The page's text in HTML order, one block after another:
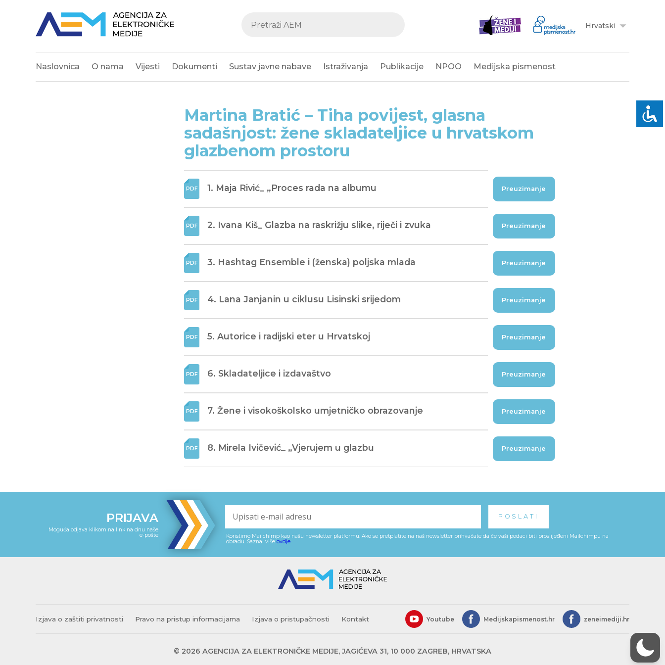
Hrvatski
Naslovnica O nama Vijesti Dokumenti Sustav javne nabave Istraživanja Publikacije NPOO Medijska pismenost
Martina Bratić – Tiha povijest, glasna
sadašnjost: žene skladateljice u hrvatskom
glazbenom prostoru
1. Maja Rivić_ „Proces rada na albumu Preuzimanje
2. Ivana Kiš_ Glazba na raskrižju slike, riječi i zvuka Preuzimanje
3. Hashtag Ensemble i (ženska) poljska mlada Preuzimanje
4. Lana Janjanin u ciklusu Lisinski srijedom Preuzimanje
5. Autorice i radijski eter u Hrvatskoj Preuzimanje
6. Skladateljice i izdavaštvo Preuzimanje
7. Žene i visokoškolsko umjetničko obrazovanje Preuzimanje
8. Mirela Ivičević_ „Vjerujem u glazbu Preuzimanje
PRIJAVA
Moguća odjava klikom na link na dnu naše
e-pošte
Koristimo Mailchimp kao našu newsletter platformu. Ako se pretplatite na naš newsletter prihvaćate da će vaši podaci biti proslijeđeni Mailchimpu na
obradu. Saznaj više ovdje.
Izjava o zaštiti privatnosti Pravo na pristup informacijama Izjava o pristupačnosti Kontakt Youtube Medijskapismenost.hr zeneimediji.hr
© 2026 AGENCIJA ZA ELEKTRONIČKE MEDIJE, JAGIĆEVA 31, 10 000 ZAGREB, HRVATSKA